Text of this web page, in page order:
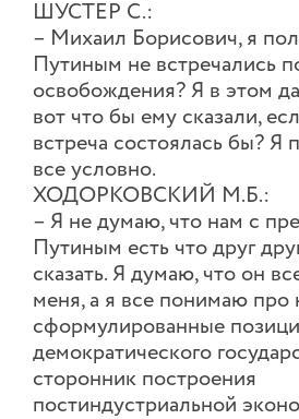
ШУСТЕР С.:
– Михаил Борисович, я
Путиным не встречались
освобождения? Я в этом
вот что бы ему сказали,
встреча состоялась бы? Я
все условно.
ХОДОРКОВСКИЙ М.Б.:
– Я не думаю, что нам с
Путиным есть что друг
сказать. Я думаю, что он
меня, а я все понимаю про
сформулированные
демократического
сторонник построения
постиндустриальной